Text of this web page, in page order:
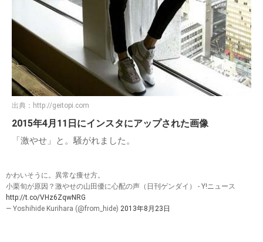
出典： http://geitopi.com
2015年4月11日にインスタにアップされた画像
「激やせ」と。騒がれました。
かわいそうに。異常な痩せ方。
小栗旬が原因？激やせの山田優に心配の声（日刊ゲンダイ） - Y!ニュース
http://t.co/VHz6ZqwNRG
— Yoshihide Kurihara (@from_hide) 2013年8月23日